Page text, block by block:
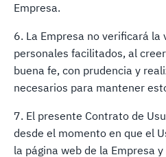
Empresa.
6. La Empresa no verificará la
personales facilitados, al
buena fe, con prudencia y
necesarios para mantener
7. El presente Contrato de
desde el momento en que el
la página web de la Empresa